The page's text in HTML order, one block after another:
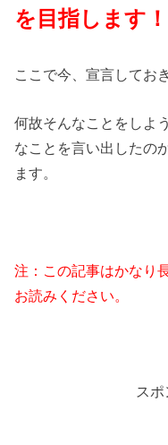
を目指します！
ここで今、宣言してお
何故そんなことをしよ
なことを言い出したの
ます。
注：この記事はかなり
お読みください。
ス